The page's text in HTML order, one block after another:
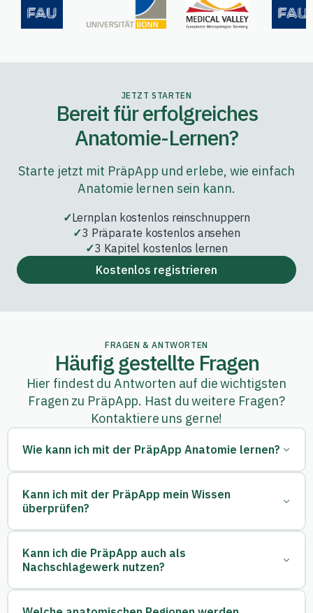
JETZT STARTEN
Bereit für erfolgreiches
Anatomie-Lernen?
Starte jetzt mit PräpApp und erlebe, wie einfach
Anatomie lernen sein kann.
Lernplan kostenlos reinschnuppern
3 Präparate kostenlos ansehen
3 Kapitel kostenlos lernen
Kostenlos registrieren
FRAGEN & ANTWORTEN
Häufig gestellte Fragen
Hier findest du Antworten auf die wichtigsten
Fragen zu PräpApp. Hast du weitere Fragen?
Kontaktiere uns gerne!
Wie kann ich mit der PräpApp Anatomie lernen?
Mit der PräpApp kannst du systematisch für deine
Anatomieprüfungen lernen. Schrittweise führen die Theorie-
Kapitel durch die einzelnen Themenbereiche. Die Texte werden
durch Zeichnungen, Fotografien und interaktive 360°-
Sektionen ergänzt und ermöglichen es, Anatomie ganzheitlich
zu lernen und zu verstehen.
Kann ich mit der PräpApp mein Wissen
überprüfen?
Ja. Über die Abfragen und Testate kannst du deinen aktuellen
Wissensstand konsequent überprüfen und erweitern. Durch die
verschiedenen Fragearten wirst du sowohl in der Theorie als
auch direkt am Präparat geprüft. Die Spracherkennung
Kann ich die PräpApp auch als
Nachschlagewerk nutzen?
Ja. Die PräpApp deckt die komplette anatomische